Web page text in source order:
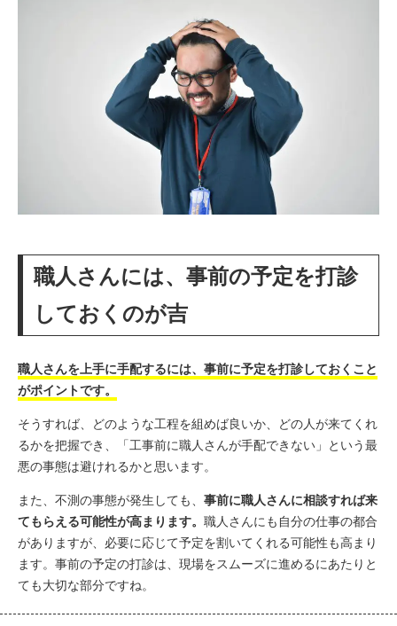
職人さんには、事前の予定を打診
しておくのが吉
職人さんを上手に手配するには、事前に予定を打診しておくこと
がポイントです。
そうすれば、どのような工程を組めば良いか、どの人が来てくれ
るかを把握でき、「工事前に職人さんが手配できない」という最
悪の事態は避けれるかと思います。
また、不測の事態が発生しても、 事前に職人さんに相談すれば来
てもらえる可能性が高まります。 職人さんにも自分の仕事の都合
がありますが、必要に応じて予定を割いてくれる可能性も高まり
ます。 事前の予定の打診は、現場をスムーズに進めるにあたりと
ても大切な部分ですね。